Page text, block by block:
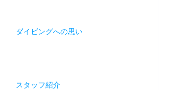
ダイビングへの思い
スタッフ紹介